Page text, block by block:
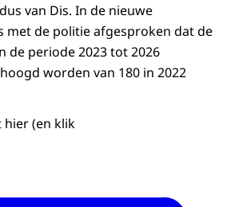
van Dis. In de nieuwe
met de politie afgesproken dat de
de periode 2023 tot 2026
worden van 180 in 2022
hier(en klik